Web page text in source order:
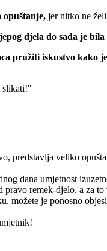
opuštanje, jer nitko ne
djela do sada je
pružiti iskustvo kako
slikati!"
predstavlja veliko
dana umjetnost
remek-djelo, a za
možete je ponosno